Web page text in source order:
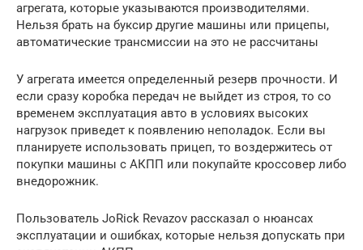
агрегата, которые указываются производителями.
Нельзя брать на буксир другие машины или прицепы,
автоматические трансмиссии на это не рассчитаны
У агрегата имеется определенный резерв прочности. И
если сразу коробка передач не выйдет из строя, то со
временем эксплуатация авто в условиях высоких
нагрузок приведет к появлению неполадок. Если вы
планируете использовать прицеп, то воздержитесь от
покупки машины с АКПП или покупайте кроссовер либо
внедорожник.
Пользователь JoRick Revazov рассказал о нюансах
эксплуатации и ошибках, которые нельзя допускать при